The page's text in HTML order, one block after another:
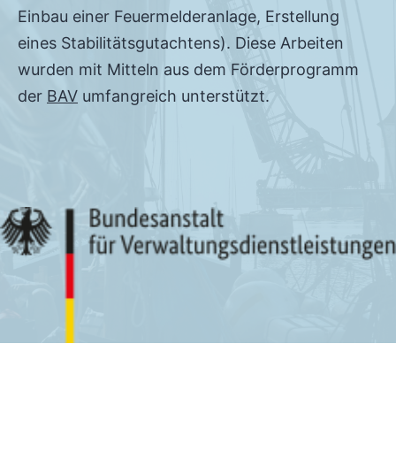
Einbau einer Feuermelderanlage, Erstellung
eines Stabilitätsgutachtens). Diese Arbeiten
wurden mit Mitteln aus dem Förderprogramm
der BAV umfangreich unterstützt.